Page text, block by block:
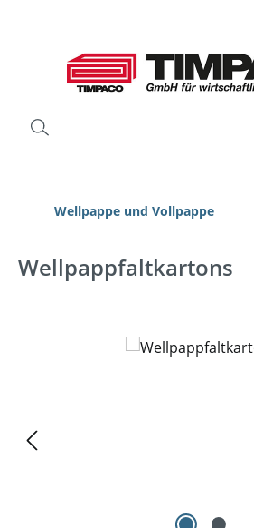
Wellpappe und Vollpappe
Wellpappfaltkartons
Bildergalerie überspringen